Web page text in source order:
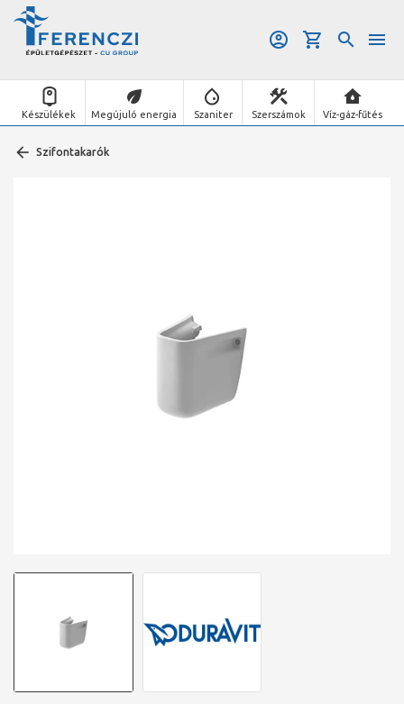
Készülékek Megújuló energia Szaniter Szerszámok Víz-gáz-fűtés
Szifontakarók